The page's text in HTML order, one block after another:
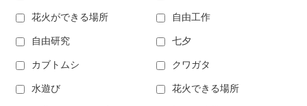
花火ができる場所 自由工作
自由研究 七夕
カブトムシ クワガタ
水遊び 花火できる場所